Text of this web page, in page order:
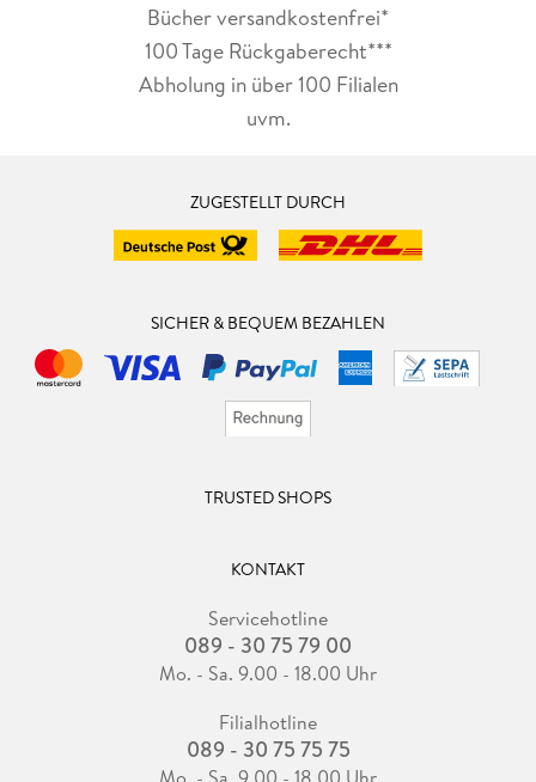
Bücher versandkostenfrei*
100 Tage Rückgaberecht***
Abholung in über 100 Filialen
uvm.
ZUGESTELLT DURCH
SICHER & BEQUEM BEZAHLEN
TRUSTED SHOPS
KONTAKT
Servicehotline
089 - 30 75 79 00
Mo. - Sa. 9.00 - 18.00 Uhr
Filialhotline
089 - 30 75 75 75